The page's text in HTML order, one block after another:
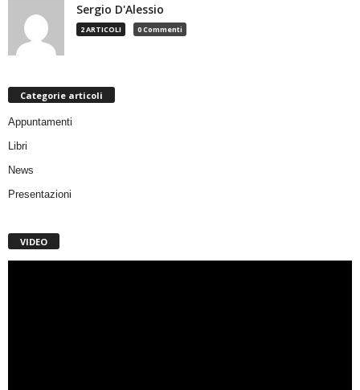
Sergio D'Alessio
2 ARTICOLI 0 Commenti
Categorie articoli
Appuntamenti
Libri
News
Presentazioni
VIDEO